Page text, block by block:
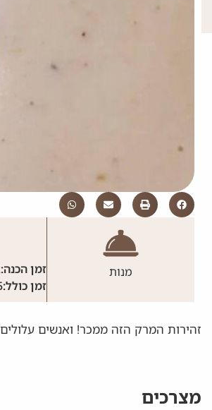
מנות זמן הכנה:
זמן כולל:
זהירות המרק הזה ממכר! ואנשים
מצרכים